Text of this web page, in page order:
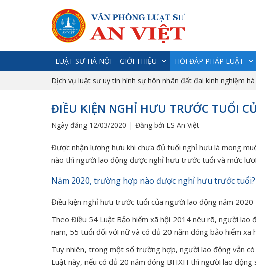
LUẬT SƯ HÀ NỘI GIỚI THIỆU HỎI ĐÁP PHÁP LUẬT
Dịch vụ luật sư uy tín hình sự hôn nhân đất đai kinh nghiệm hà
ĐIỀU KIỆN NGHỈ HƯU TRƯỚC TUỔI
Ngày đăng 12/03/2020 Đăng bởi LS An Việt
Được nhận lương hưu khi chưa đủ tuổi nghỉ hưu là mong
nào thì người lao động được nghỉ hưu trước tuổi và mức
Năm 2020, trường hợp nào được nghỉ hưu trước tuổi?
Điều kiện nghỉ hưu trước tuổi của người lao động năm 2020
Theo Điều 54 Luật Bảo hiểm xã hội 2014 nêu rõ, người
nam, 55 tuổi đối với nữ và có đủ 20 năm đóng bảo hiểm xã
Tuy nhiên, trong một số trường hợp, người lao động vẫn
Luật này, nếu có đủ 20 năm đóng BHXH thì người lao